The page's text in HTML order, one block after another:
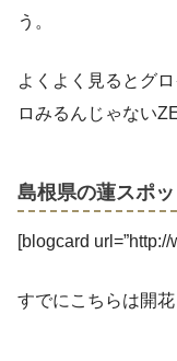
う。
よくよく見るとグ
ロみるんじゃないZE
島根県の蓮スポ
[blogcard
すでにこちらは開